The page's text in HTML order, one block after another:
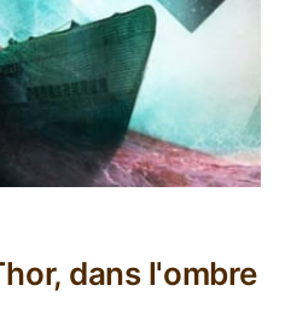
dans l'ombre